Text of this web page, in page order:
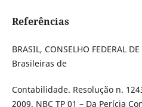
Referências
BRASIL, CONSELHO FEDERAL
Brasileiras de
Contabilidade. Resolução n.
2009. NBC TP 01 – Da Perícia